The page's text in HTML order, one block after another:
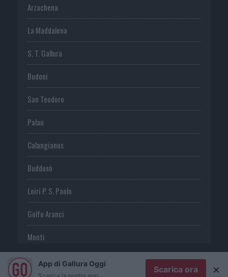
Arzachena
La Maddalena
S. T. Gallura
Budoni
San Teodoro
Palau
Calangianus
Buddusò
Loiri P. S. Paolo
Golfo Aranci
Monti
TeltiApp di Gallura Oggi
Scarica ora ×